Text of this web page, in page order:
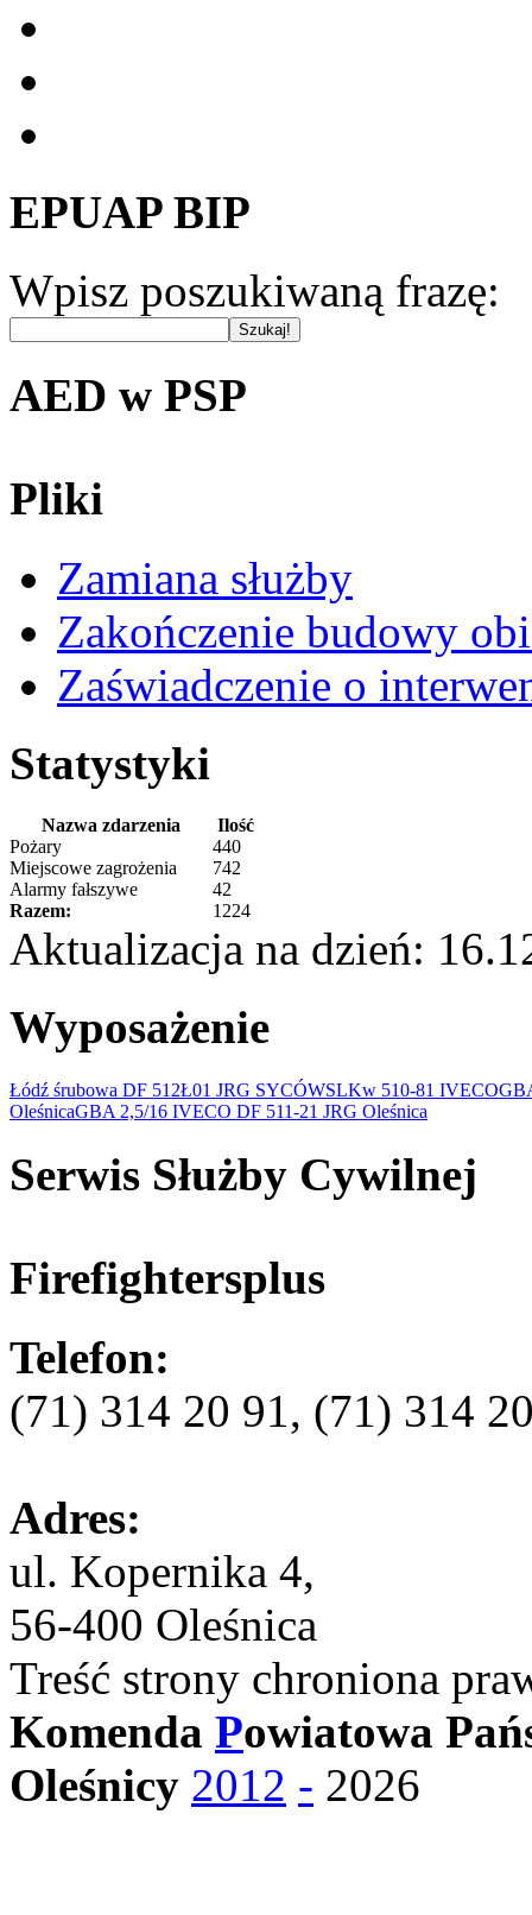
EPUAP BIP
Wpisz poszukiwaną frazę:
AED w PSP
Pliki
Zamiana służby
Zakończenie budowy
Zaświadczenie o
Statystyki
Nazwa zdarzenia
Ilość
Pożary
440
Miejscowe zagrożenia
742
Alarmy fałszywe
42
Razem:
1224
Aktualizacja na dzień:
Wyposażenie
Łódź śrubowa DF 512Ł01 JRG SYCÓWSLKw 510-81 IVECO
OleśnicaGBA 2,5/16 IVECO DF 511-21 JRG Oleśnica
Serwis Służby Cywilnej
Firefightersplus
Telefon:
(71) 314 20 91, (71) 314
Adres:
ul. Kopernika 4,
56-400 Oleśnica
Treść strony chroniona
Komenda Powiatowa
Oleśnicy 2012 - 2026